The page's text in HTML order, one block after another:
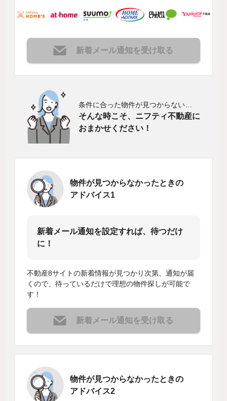
新着メール通知を受け取る
条件に合った物件が見つからない…
そんな時こそ、ニフティ不動産に
おまかせください！
物件が見つからなかったときの
アドバイス1
新着メール通知を設定すれば、待つだけ
に！
不動産8サイトの新着情報が見つかり次第、通知が届
くので、待っているだけで理想の物件探しが可能で
す！
新着メール通知を受け取る
物件が見つからなかったときの
アドバイス2